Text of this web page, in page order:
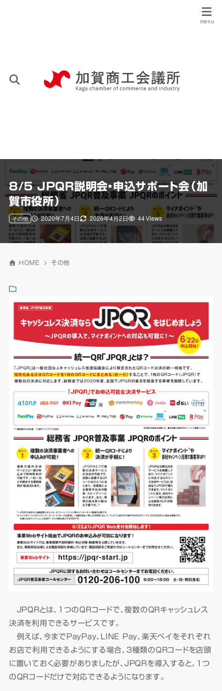
8/5 JPQR説明会・申込サポート会（加
賀市役所）
2020年7月4日 2026年4月2日
その他 44 Views
HOME その他
JPQRとは、1つのQRコードで、複数のQRキャッシュレス
決済を利用できるサービスです。
例えば、今までPayPay、LINE Pay、楽天ペイをそれぞれ
お店で利用できるようにする場合、3種類のQRコードを店頭
に置いておく必要がありましたが、JPQRを導入すると、1つ
のQRコードだけで対応できるようになります。